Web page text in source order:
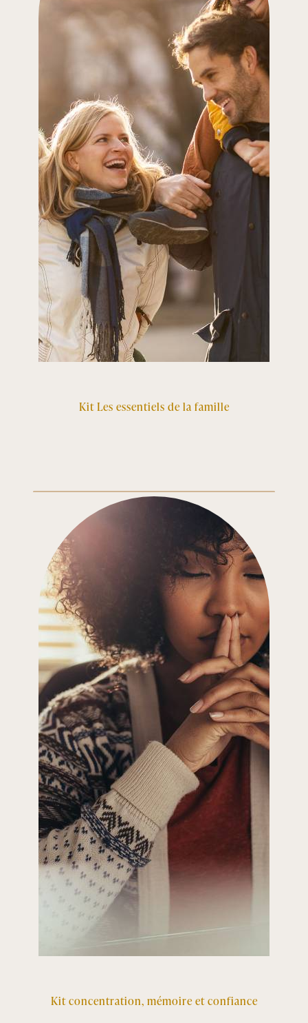
Kit Les essentiels de la famille
Kit concentration, mémoire et confiance